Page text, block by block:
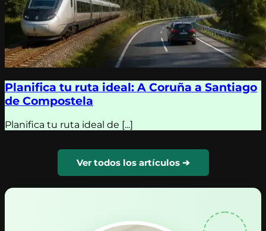
Planifica tu ruta ideal: A Coruña a Santiago
de Compostela
Planifica tu ruta ideal de [...]
Ver todos los artículos ➔